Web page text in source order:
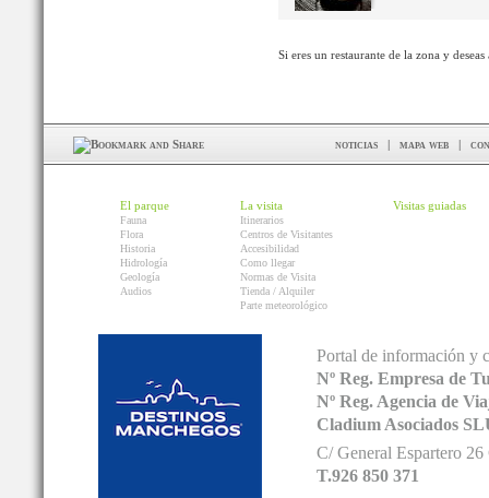
Si eres un restaurante de la zona y
noticias | mapa web |
El parque
Fauna
Flora
Historia
Hidrología
Geología
Audios
La visita
Itinerarios
Centros de Visitantes
Accesibilidad
Como llegar
Normas de Visita
Tienda / Alquiler
Parte meteorológico
Visitas guiadas
Portal de información y
Nº Reg. Empresa de
Nº Reg. Agencia de
Cladium Asociados
C/ General Espartero
T.926 850 371